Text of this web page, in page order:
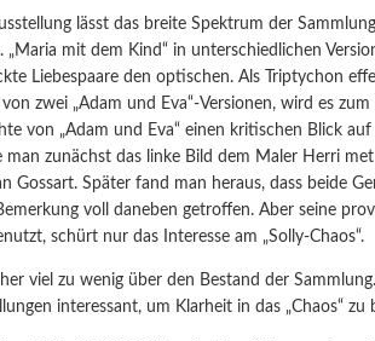
lässt das breite Spektrum der
„Maria mit dem Kind“ in unterschiedlichen
Liebespaare den optischen. Als Triptychon
zwei „Adam und Eva“-Versionen, wird es
von „Adam und Eva“ einen kritischen Blick
man zunächst das linke Bild dem Maler Herri
Gossart. Später fand man heraus, dass beide
voll daneben getroffen. Aber seine
schürt nur das Interesse am „Solly-Chaos“.
viel zu wenig über den Bestand der
interessant, um Klarheit in das „Chaos“ zu